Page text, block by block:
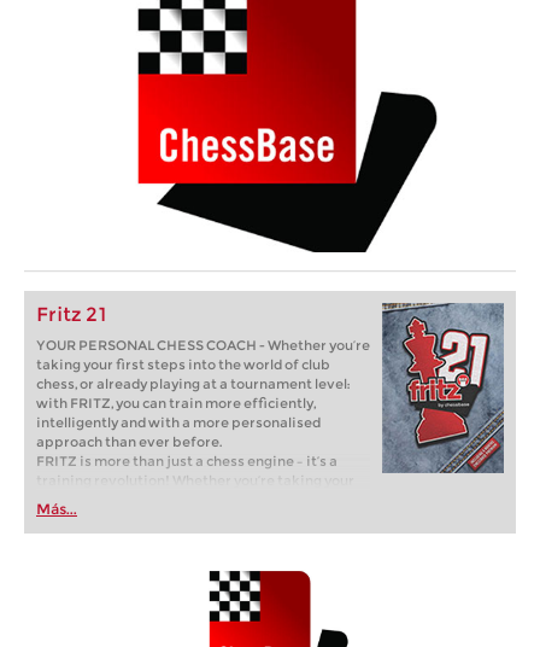
Fritz 21
YOUR PERSONAL CHESS COACH - Whether you’re
taking your first steps into the world of club
chess, or already playing at a tournament level:
with FRITZ, you can train more efficiently,
intelligently and with a more personalised
approach than ever before.
FRITZ is more than just a chess engine – it’s a
training revolution! Whether you’re taking your
first steps into the world of club chess, or already
playing at a tournament level: with FRITZ, you can
train more efficiently, intelligently and with a
Más...